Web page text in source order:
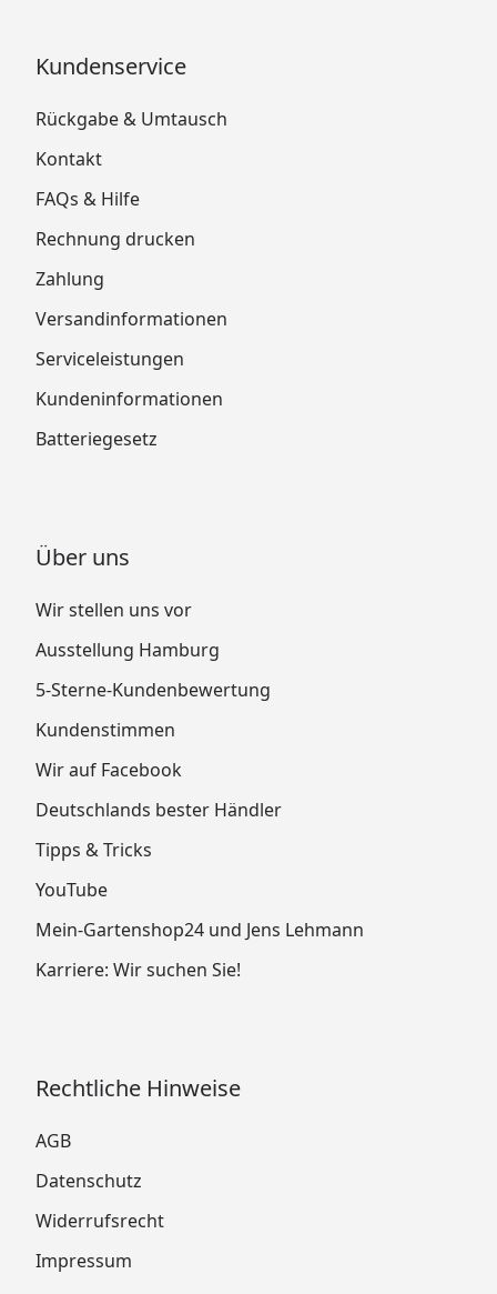
Kundenservice
Rückgabe & Umtausch
Kontakt
FAQs & Hilfe
Rechnung drucken
Zahlung
Versandinformationen
Serviceleistungen
Kundeninformationen
Batteriegesetz
Über uns
Wir stellen uns vor
Ausstellung Hamburg
5-Sterne-Kundenbewertung
Kundenstimmen
Wir auf Facebook
Deutschlands bester Händler
Tipps & Tricks
YouTube
Mein-Gartenshop24 und Jens Lehmann
Karriere: Wir suchen Sie!
Rechtliche Hinweise
AGB
Datenschutz
Widerrufsrecht
Impressum